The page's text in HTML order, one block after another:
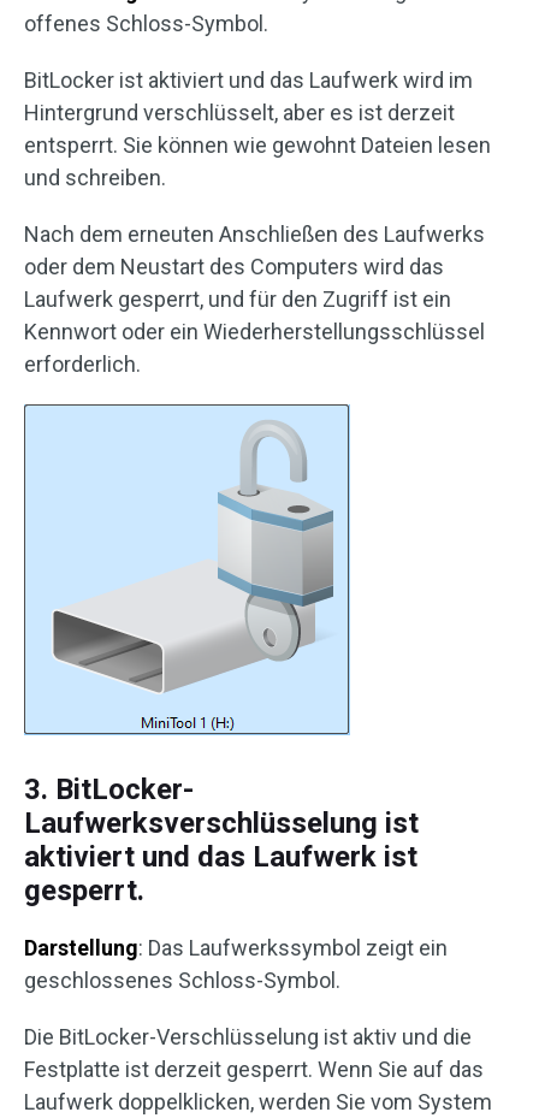
offenes Schloss-Symbol.
BitLocker ist aktiviert und das Laufwerk wird im
Hintergrund verschlüsselt, aber es ist derzeit
entsperrt. Sie können wie gewohnt Dateien lesen
und schreiben.
Nach dem erneuten Anschließen des Laufwerks
oder dem Neustart des Computers wird das
Laufwerk gesperrt, und für den Zugriff ist ein
Kennwort oder ein Wiederherstellungsschlüssel
erforderlich.
3. BitLocker-
Laufwerksverschlüsselung ist
aktiviert und das Laufwerk ist
gesperrt.
Darstellung: Das Laufwerkssymbol zeigt ein
geschlossenes Schloss-Symbol.
Die BitLocker-Verschlüsselung ist aktiv und die
Festplatte ist derzeit gesperrt. Wenn Sie auf das
Laufwerk doppelklicken, werden Sie vom System